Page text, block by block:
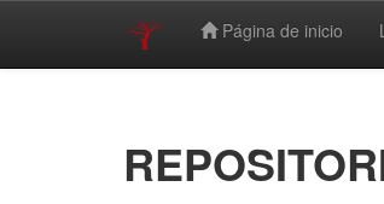
Página de inicio